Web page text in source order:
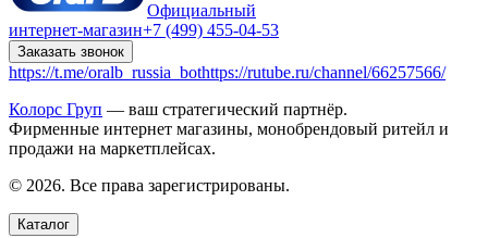
Официальный
интернет-магазин+7 (499) 455-04-53
Заказать звонок
https://t.me/oralb_russia_bothttps://rutube.ru/channel/66257566/
Колорс Груп — ваш стратегический партнёр.
Фирменные интернет магазины, монобрендовый ритейл и
продажи на маркетплейсах.
© 2026. Все права зарегистрированы.
Каталог